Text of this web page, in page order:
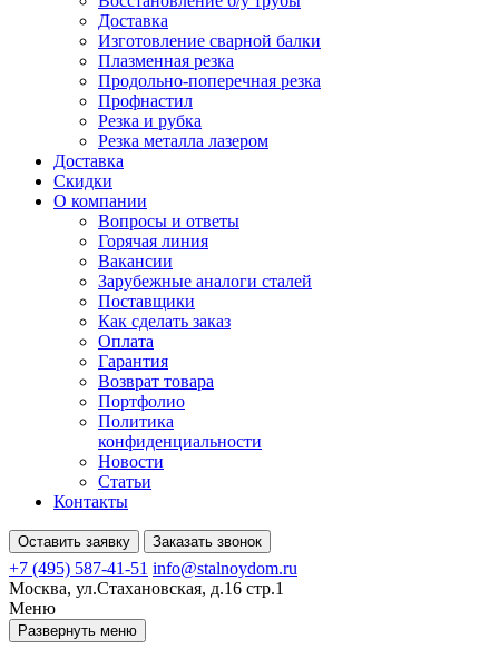
Доставка
Изготовление сварной балки
Плазменная резка
Продольно-поперечная резка
Профнастил
Резка и рубка
Резка металла лазером
Доставка
Скидки
О компании
Вопросы и ответы
Горячая линия
Вакансии
Зарубежные аналоги сталей
Поставщики
Как сделать заказ
Оплата
Гарантия
Возврат товара
Портфолио
Политика
конфиденциальности
Новости
Статьи
Контакты
Оставить заявку Заказать звонок
+7 (495) 587-41-51 info@stalnoydom.ru
Москва, ул.Стахановская, д.16 стр.1
Меню
Развернуть меню